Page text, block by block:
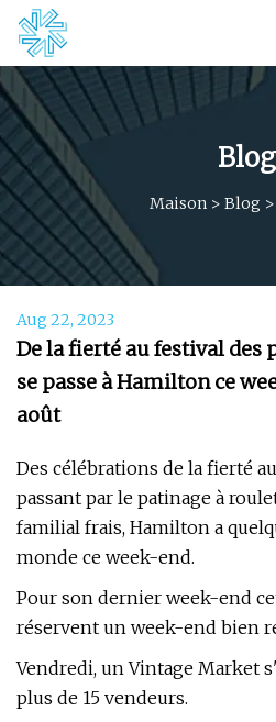
Blog
Maison > Blog >
Aug 22, 2023
De la fierté au festival des
se passe à Hamilton ce
août
Des célébrations de la fierté
passant par le patinage à
familial frais, Hamilton a
monde ce week-end.
Pour son dernier week-end
réservent un week-end bien
Vendredi, un Vintage Market
plus de 15 vendeurs.